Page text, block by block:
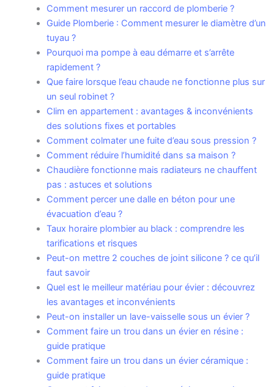
Comment mesurer un raccord de plomberie ?
Guide Plomberie : Comment mesurer le diamètre d’un
tuyau ?
Pourquoi ma pompe à eau démarre et s’arrête
rapidement ?
Que faire lorsque l’eau chaude ne fonctionne plus sur
un seul robinet ?
Clim en appartement : avantages & inconvénients
des solutions fixes et portables
Comment colmater une fuite d’eau sous pression ?
Comment réduire l’humidité dans sa maison ?
Chaudière fonctionne mais radiateurs ne chauffent
pas : astuces et solutions
Comment percer une dalle en béton pour une
évacuation d’eau ?
Taux horaire plombier au black : comprendre les
tarifications et risques
Peut-on mettre 2 couches de joint silicone ? ce qu’il
faut savoir
Quel est le meilleur matériau pour évier : découvrez
les avantages et inconvénients
Peut-on installer un lave-vaisselle sous un évier ?
Comment faire un trou dans un évier en résine :
guide pratique
Comment faire un trou dans un évier céramique :
guide pratique